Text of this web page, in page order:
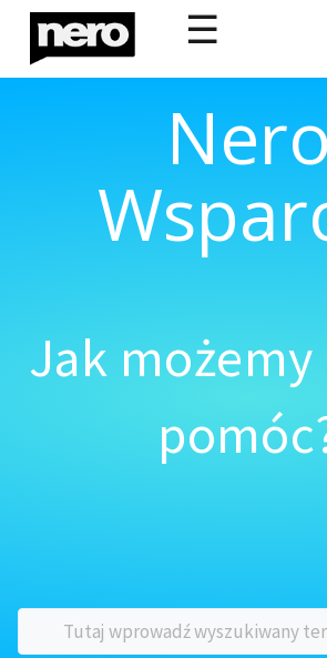
☰
Nero
Jak możemy